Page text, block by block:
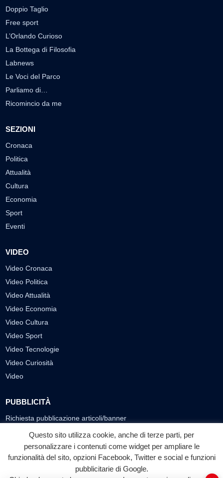
Doppio Taglio
Free sport
L’Orlando Curioso
La Bottega di Filosofia
Labnews
Le Voci del Parco
Parliamo di…
Ricomincio da me
SEZIONI
Cronaca
Politica
Attualità
Cultura
Economia
Sport
Eventi
VIDEO
Video Cronaca
Video Politica
Video Attualità
Video Economia
Video Cultura
Video Sport
Video Tecnologie
Video Curiosità
Video
PUBBLICITÀ
Richiesta pubblicazione articoli/banner
SEGUICI SUI SOCIAL
f
Facebook
◎ ▶
YouTube
Questo sito utilizza cookie, anche di terze parti, per
personalizzare i contenuti come widget per ampliare le
funzionalità del sito, opzioni Facebook, Twitter e social e funzioni
pubblicitarie di Google.